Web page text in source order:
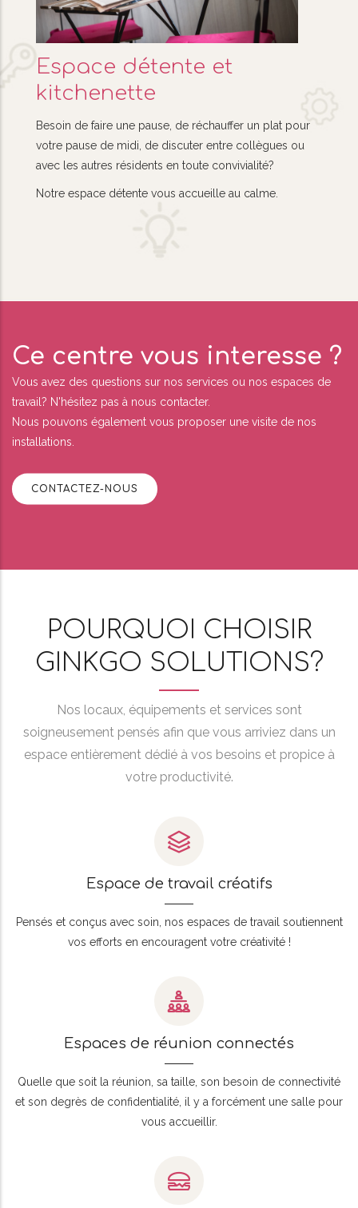
Espace détente et
kitchenette
Besoin de faire une pause, de réchauffer un plat pour
votre pause de midi, de discuter entre collègues ou
avec les autres résidents en toute convivialité?
Notre espace détente vous accueille au calme.
Ce centre vous interesse ?
Vous avez des questions sur nos services ou nos espaces de
travail? N'hésitez pas à nous contacter.
Nous pouvons également vous proposer une visite de nos
installations.
CONTACTEZ-NOUS
POURQUOI CHOISIR
GINKGO SOLUTIONS?
Nos locaux, équipements et services sont
soigneusement pensés afin que vous arriviez dans un
espace entièrement dédié à vos besoins et propice à
votre productivité.
Espace de travail créatifs
Pensés et conçus avec soin, nos espaces de travail soutiennent
vos efforts en encouragent votre créativité !
Espaces de réunion connectés
Quelle que soit la réunion, sa taille, son besoin de connectivité
et son degrès de confidentialité, il y a forcément une salle pour
vous accueillir.